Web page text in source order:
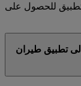
للحصول على
تطبيق طيران